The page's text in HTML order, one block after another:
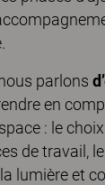
parlons
en
: le
de travail,
lumière et